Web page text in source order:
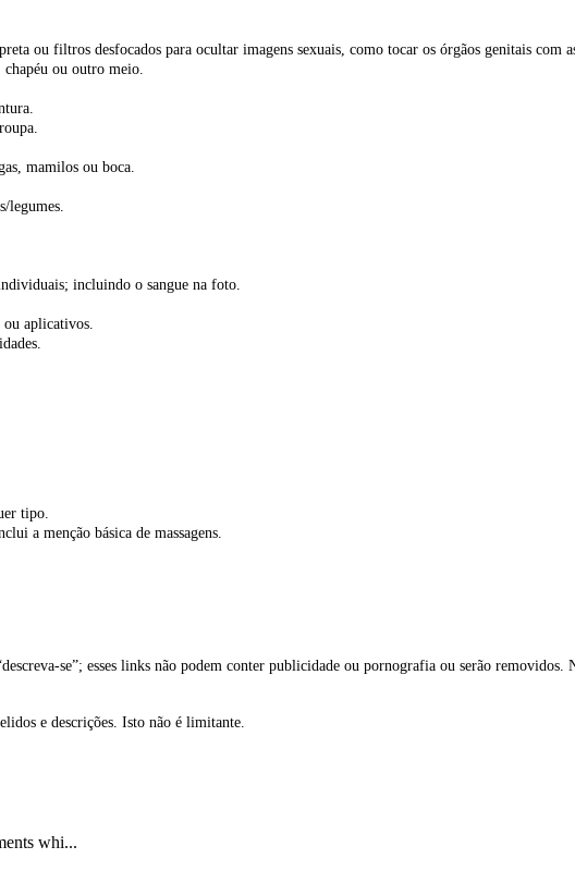
ou filtros desfocados para ocultar imagens sexuais, como tocar os órgãos genitais com
ou outro meio.
mamilos ou boca.
legumes.
incluindo o sangue na foto.
aplicativos.
tipo.
a menção básica de massagens.
se”; esses links não podem conter publicidade ou pornografia ou serão
e descrições. Isto não é limitante.
whi...